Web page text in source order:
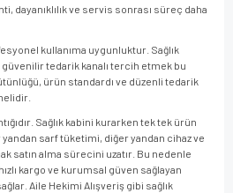
dayanıklılık ve servis sonrası süreç daha
kullanıma uygunluktur. Sağlık
güvenilir tedarik kanalı tercih etmek bu
ürün standardı ve düzenli tedarik
Sağlık kabini kurarken tek tek ürün
sarf tüketimi, diğer yandan cihaz ve
satın alma sürecini uzatır. Bu nedenle
kargo ve kurumsal güven sağlayan
Aile Hekimi Alışveriş gibi sağlık